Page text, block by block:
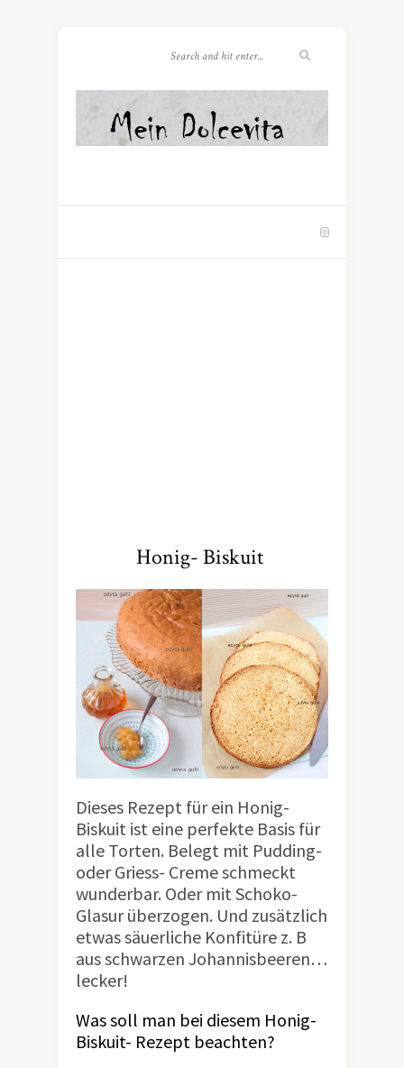
Honig- Biskuit
Dieses Rezept für ein Honig-
Biskuit ist eine perfekte Basis für
alle Torten. Belegt mit Pudding-
oder Griess- Creme schmeckt
wunderbar. Oder mit Schoko-
Glasur überzogen. Und zusätzlich
etwas säuerliche Konfitüre z. B
aus schwarzen Johannisbeeren…
lecker!
Was soll man bei diesem Honig-
Biskuit- Rezept beachten?